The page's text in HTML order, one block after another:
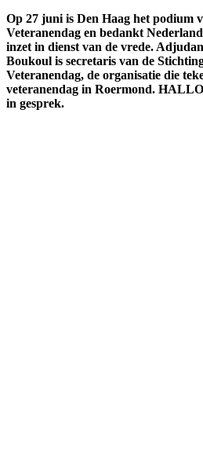
Op 27 juni is Den Haag het podium
Veteranendag en bedankt
inzet in dienst van de vrede.
Boukoul is secretaris van de
Veteranendag, de organisatie die
veteranendag in Roermond.
in gesprek.